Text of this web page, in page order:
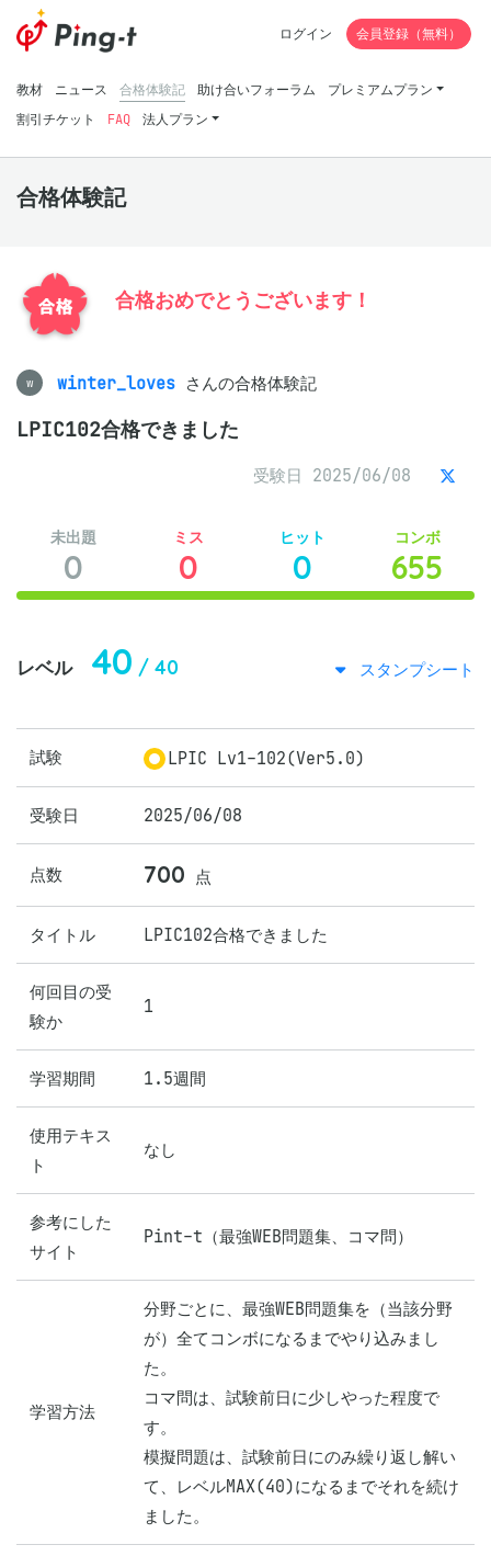
教材 ニュース 合格体験記 助け合いフォーラム
プレミアムプラン
割引チケット
FAQ 法人プラン
ログイン 会員登録（無料）
合格体験記
合格おめでとうございます！
w winter_loves さんの合格体験記
LPIC102合格できました
受験日 2025/06/08
未出題
0
ミス
0
ヒット
0
コンボ
655
レベル 40 / 40 スタンプシート
試験 LPIC Lv1-102(Ver5.0)
受験日 2025/06/08
点数 700 点
タイトル LPIC102合格できました
何回目の受
験か
1
学習期間 1.5週間
使用テキス
ト
なし
参考にした
サイト
Pint-t（最強WEB問題集、コマ問）
学習方法
分野ごとに、最強WEB問題集を（当該分野
が）全てコンボになるまでやり込みまし
た。
コマ問は、試験前日に少しやった程度で
す。
模擬問題は、試験前日にのみ繰り返し解い
て、レベルMAX(40)になるまでそれを続け
ました。